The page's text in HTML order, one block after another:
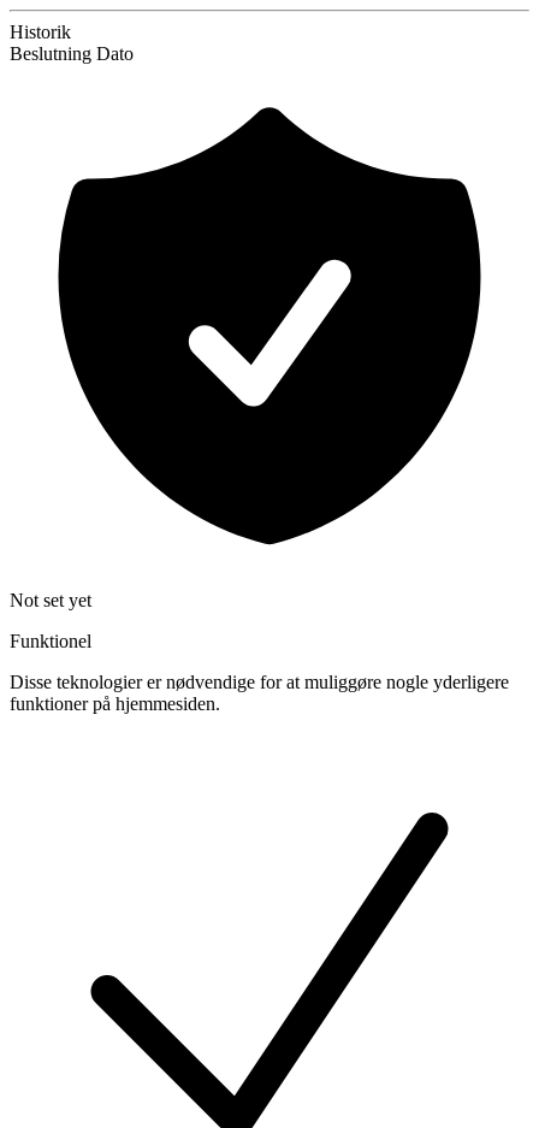
Historik
Beslutning Dato
Not set yet
Funktionel
Disse teknologier er nødvendige for at muliggøre nogle yderligere
funktioner på hjemmesiden.